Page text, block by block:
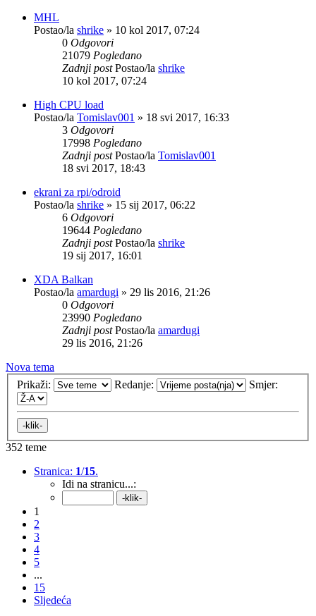
MHL
Postao/la shrike » 10 kol 2017, 07:24
0 Odgovori
21079 Pogledano
Zadnji postPostao/la shrike
10 kol 2017, 07:24
High CPU load
Postao/la Tomislav001 » 18 svi 2017, 16:33
3 Odgovori
17998 Pogledano
Zadnji postPostao/la Tomislav001
18 svi 2017, 18:43
ekrani za rpi/odroid
Postao/la shrike » 15 sij 2017, 06:22
6 Odgovori
19644 Pogledano
Zadnji postPostao/la shrike
19 sij 2017, 16:01
XDA Balkan
Postao/la amardugi » 29 lis 2016, 21:26
0 Odgovori
23990 Pogledano
Zadnji postPostao/la amardugi
29 lis 2016, 21:26
Nova tema
Prikaži:
Redanje: Smjer:
352 teme
Stranica: 1/15.
Idi na stranicu...:
1
2
3
4
5
...
15
Sljedeća